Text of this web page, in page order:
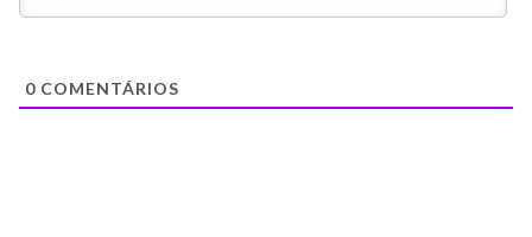
0 COMENTÁRIOS